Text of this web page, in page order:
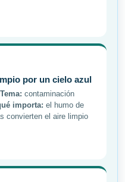
por un cielo azul
Tema: contaminación
importa: el humo de
convierten el aire limpio